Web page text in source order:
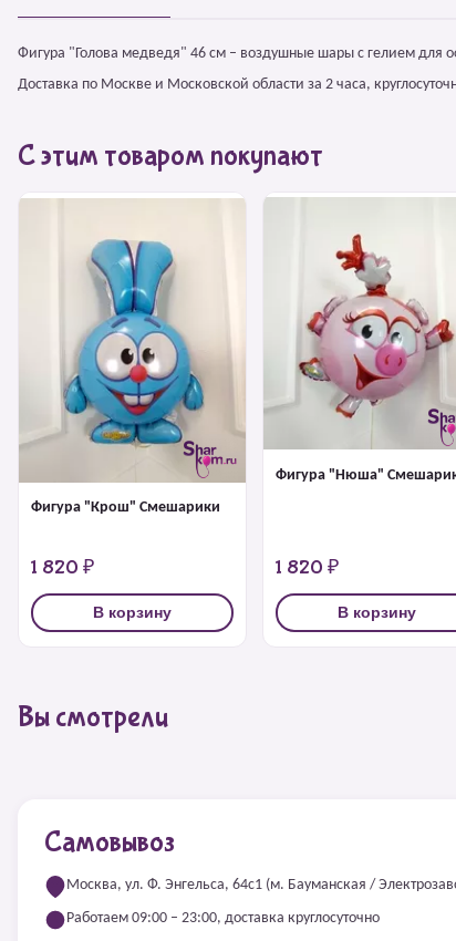
Фигура "Голова медведя" 46 см – воздушные шары с гелием для
Доставка по Москве и Московской области за 2 часа,
С этим товаром покупают
Фигура "Крош" Смешарики
1 820 ₽
В корзину
Фигура "Нюша"
1 820 ₽
В корзину
Вы смотрели
Самовывоз
Москва, ул. Ф. Энгельса, 64с1 (м. Бауманская /
Работаем 09:00 – 23:00, доставка круглосуточно